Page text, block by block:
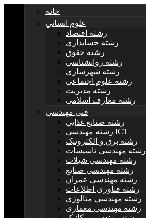
خانه
علوم انساني
رشته اقتصاد
رشته حسابداري
رشته حقوق
رشته روانشناسي
رشته شهرسازي
رشته علوم اجتماعي
رشته مديريت
رشته معارف اسلامی
فنی مهندسی
رشته صنايع غذايي
رشته مهندسي ICT
رشته برق و الکترونيک
رشته مهندسي تاسيسات
رشته مهندسی شیلات
رشته مهندسی صنایع
رشته مهندسی عمران
رشته فناوری اطلاعات
رشته مهندسي متالوژي
رشته مهندسی معماری